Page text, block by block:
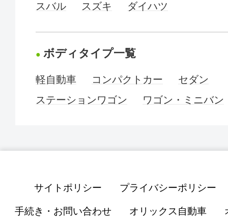
スバル
スズキ ダイハツ
ボディタイプ一覧
軽自動車 コンパクトカー
セダン
ステーションワゴン
ワゴン・ミニバン
サイトポリシー プライバシーポリシー
手続き・お問い合わせ オリックス自動車